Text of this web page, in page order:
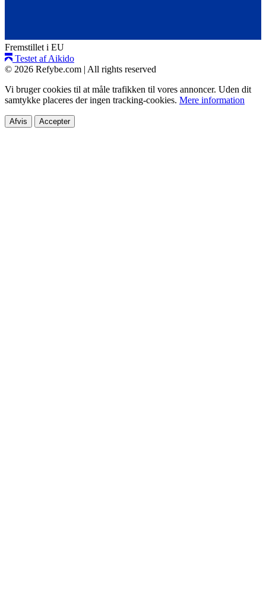
Fremstillet i EU
Testet af Aikido
© 2026 Refybe.com | All rights reserved
Vi bruger cookies til at måle trafikken til vores annoncer. Uden dit
samtykke placeres der ingen tracking-cookies. Mere information
Afvis Accepter